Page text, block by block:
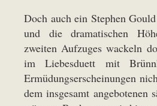
Doch auch ein Stephen
und die dramatischen
zweiten Aufzuges wackeln
im Liebesduett mit
Ermüdungserscheinungen
dem insgesamt angebotenen